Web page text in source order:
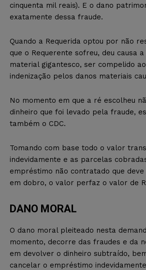
cinquenta mil reais). E o dano
exatamente dessa fraude.
Quando a Requerida optou por não
que o Requerente sofreu, deu causa
material gigantesco, ser compelido
indenização pelos danos materiais
No momento em que a ré escolheu
dinheiro que foi levado pela fraude,
também o CDC.
Tomando com base todo o valor
indevidamente e as parcelas
empréstimo não contratado que
em dobro, o valor perfaz o valor de
DANO MORAL
O dano moral pleiteado nesta
momento, decorre das fraudes e da
em devolver o dinheiro subtraído,
cancelar o empréstimo